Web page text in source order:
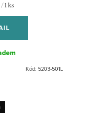
1 ks
Kód: 5203-501L